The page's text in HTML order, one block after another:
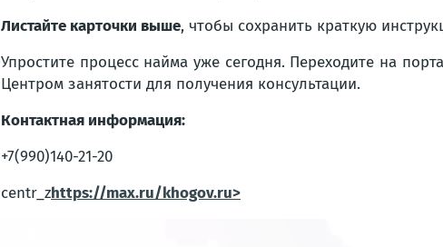
Листайте карточки выше, чтобы сохранить краткую
Упростите процесс найма уже сегодня. Переходите на
Центром занятости для получения консультации.
Контактная информация:
+7(990)140-21-20
centr_zhttps://max.ru/khogov.ru>